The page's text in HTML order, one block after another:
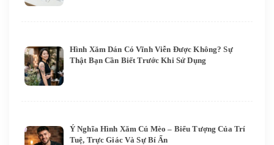
Hình Xăm Dán Có Vĩnh Viễn Được Không? Sự
Thật Bạn Cần Biết Trước Khi Sử Dụng
Ý Nghĩa Hình Xăm Cú Mèo – Biểu Tượng Của Trí
Tuệ, Trực Giác Và Sự Bí Ẩn